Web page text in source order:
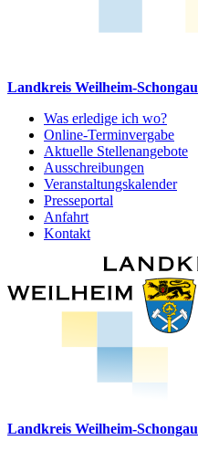
Landkreis Weilheim-Schongau
Was erledige ich wo?
Online-Terminvergabe
Aktuelle Stellenangebote
Ausschreibungen
Veranstaltungskalender
Presseportal
Anfahrt
Kontakt
Landkreis Weilheim-Schongau